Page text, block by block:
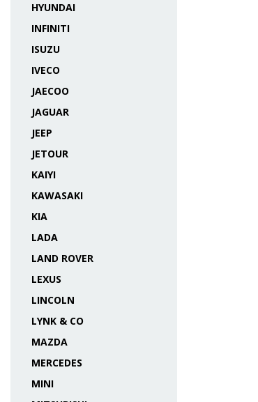
HYUNDAI
INFINITI
ISUZU
IVECO
JAECOO
JAGUAR
JEEP
JETOUR
KAIYI
KAWASAKI
KIA
LADA
LAND ROVER
LEXUS
LINCOLN
LYNK & CO
MAZDA
MERCEDES
MINI